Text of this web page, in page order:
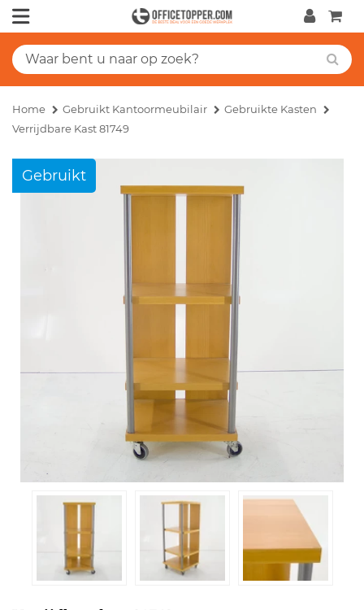
Home Gebruikt Kantoormeubilair
Gebruikte Kasten
Verrijdbare Kast 81749
Gebruikt